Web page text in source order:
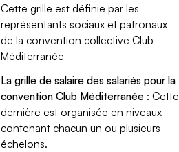
Cette grille est définie par les
représentants sociaux et patronaux
de la convention collective Club
Méditerranée
La grille de salaire des salariés pour la
convention Club Méditerranée : Cette
dernière est organisée en niveaux
contenant chacun un ou plusieurs
échelons.